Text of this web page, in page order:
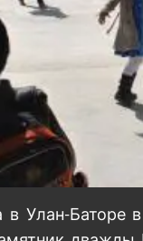
в Улан-Баторе